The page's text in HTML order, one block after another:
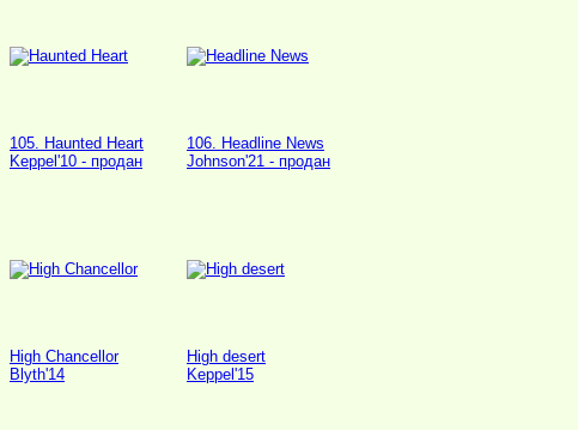
105. Haunted Heart
Keppel'10 - продан
106. Headline News
Johnson'21 - продан
High Chancellor
Blyth'14
High desert
Keppel'15